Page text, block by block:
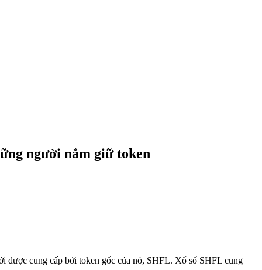
người nắm giữ token
được cung cấp bởi token gốc của nó, SHFL. Xổ số SHFL cung